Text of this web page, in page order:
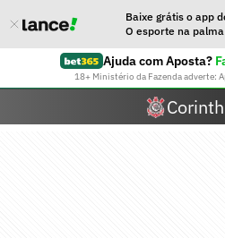
Baixe grátis o app
O esporte na
Ajuda com Aposta?
18+ Ministério da Fazenda adverte: